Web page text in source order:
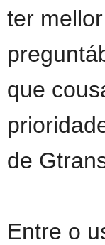
ter
que
de
Entre o